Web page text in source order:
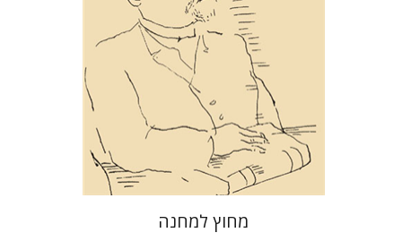
מחיר השקה
$42
$29
מחוץ למחנה